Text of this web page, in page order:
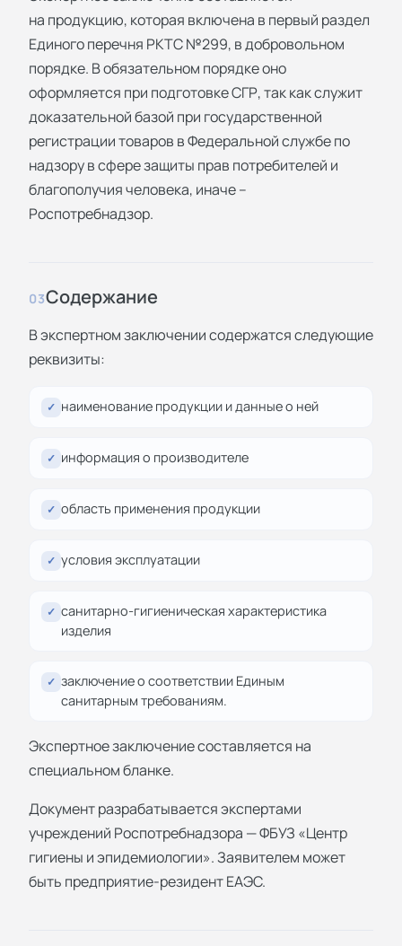
на продукцию, которая включена в первый раздел
Единого перечня РКТС №299, в добровольном
порядке. В обязательном порядке оно
оформляется при подготовке СГР, так как служит
доказательной базой при государственной
регистрации товаров в Федеральной службе по
надзору в сфере защиты прав потребителей и
благополучия человека, иначе –
Роспотребнадзор.
03Содержание
В экспертном заключении содержатся следующие
реквизиты:
✓ наименование продукции и данные о ней
✓ информация о производителе
✓ область применения продукции
✓ условия эксплуатации
✓ санитарно-гигиеническая характеристика
изделия
✓ заключение о соответствии Единым
санитарным требованиям.
Экспертное заключение составляется на
специальном бланке.
Документ разрабатывается экспертами
учреждений Роспотребнадзора — ФБУЗ «Центр
гигиены и эпидемиологии». Заявителем может
быть предприятие-резидент ЕАЭС.